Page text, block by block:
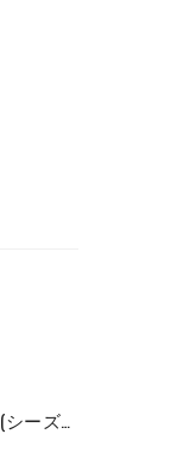
船橋株式会社C's(シーズ）ロッカーの入れ替え作業も全国対応お任せ下さい！